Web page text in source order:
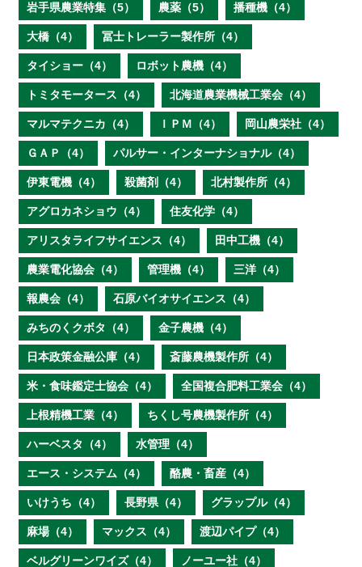
岩手県農業特集（5） 農薬（5） 播種機（4）
大橋（4） 冨士トレーラー製作所（4）
タイショー（4） ロボット農機（4）
トミタモータース（4） 北海道農業機械工業会（4）
マルマテクニカ（4） ＩＰＭ（4） 岡山農栄社（4）
ＧＡＰ（4） パルサー・インターナショナル（4）
伊東電機（4） 殺菌剤（4） 北村製作所（4）
アグロカネショウ（4） 住友化学（4）
アリスタライフサイエンス（4） 田中工機（4）
農業電化協会（4） 管理機（4） 三洋（4）
報農会（4） 石原バイオサイエンス（4）
みちのくクボタ（4） 金子農機（4）
日本政策金融公庫（4） 斎藤農機製作所（4）
米・食味鑑定士協会（4） 全国複合肥料工業会（4）
上根精機工業（4） ちくし号農機製作所（4）
ハーベスタ（4） 水管理（4）
エース・システム（4） 酪農・畜産（4）
いけうち（4） 長野県（4） グラップル（4）
麻場（4） マックス（4） 渡辺パイプ（4）
ベルグリーンワイズ（4） ノーユー社（4）